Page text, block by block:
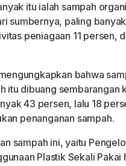
itu ialah sampah
sumbernya, paling
peniagaan 11 persen,
bahwa
itu dibuang sembarangan
43 persen, lalu 18
penanganan sampah.
sampah ini, yaitu
Plastik Sekali